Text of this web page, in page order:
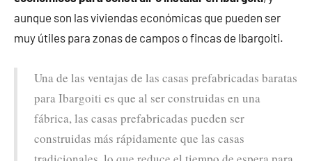
aunque son las viviendas económicas que pueden ser
muy útiles para zonas de campos o fincas de Ibargoiti.
Una de las ventajas de las casas prefabricadas baratas
para Ibargoiti es que al ser construidas en una
fábrica, las casas prefabricadas pueden ser
construidas más rápidamente que las casas